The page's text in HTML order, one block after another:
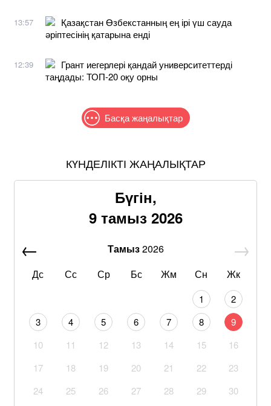
13:57
Қазақстан Өзбекстанның ең ірі үш сауда
әріптесінің қатарына енді
12:39
Грант иегерлері қандай университеттерді
таңдады: ТОП-20 оқу орны
Басқа жаңалықтар
КҮНДЕЛІКТІ ЖАҢАЛЫҚТАР
Бүгін,
9 тамыз 2026
Тамыз2026
Дс
Сс Ср Бс Жм Сн Жк
1
2
3
4 5 6 7 8
9
10
11 12 13 14 15
16
17
18 19 20 21 22
23
24
25 26 27 28 29
30